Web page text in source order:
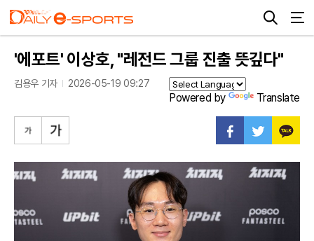
'에포트' 이상호, "레전드 그룹 진출 뜻깊다"
김용우 기자 2026-05-19 09:27
Powered by Translate